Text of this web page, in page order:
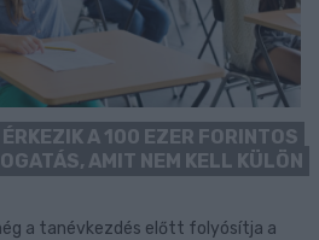
A 100 EZER FORINTOS
AMIT NEM KELL KÜLÖN
a tanévkezdés előtt folyósítja a